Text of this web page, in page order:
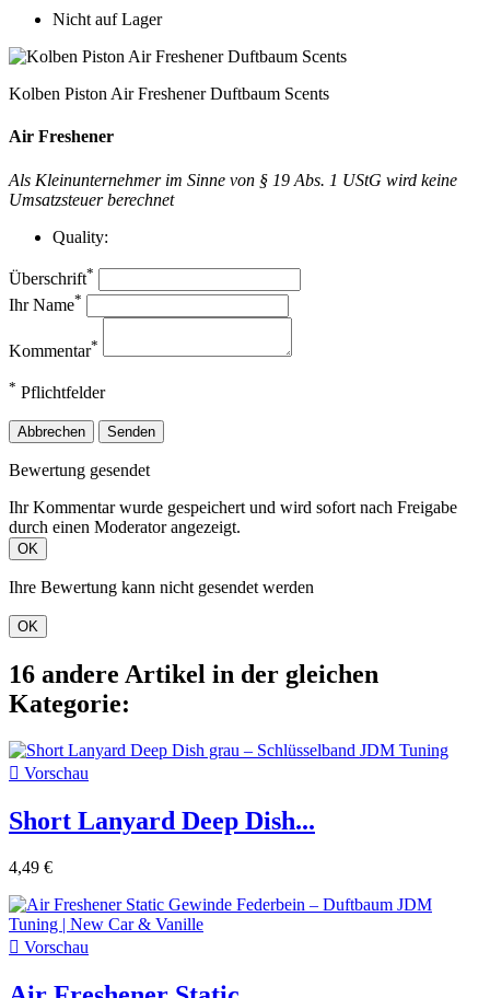
Nicht auf Lager
Kolben Piston Air Freshener Duftbaum Scents
Air Freshener
Als Kleinunternehmer im Sinne von § 19 Abs. 1 UStG wird keine
Umsatzsteuer berechnet
Quality:
Überschrift*
Ihr Name*
Kommentar*
* Pflichtfelder
Abbrechen Senden
Bewertung gesendet
Ihr Kommentar wurde gespeichert und wird sofort nach Freigabe
durch einen Moderator angezeigt.
OK
Ihre Bewertung kann nicht gesendet werden
OK
16 andere Artikel in der gleichen
Kategorie:
 Vorschau
Short Lanyard Deep Dish...
4,49 €
 Vorschau